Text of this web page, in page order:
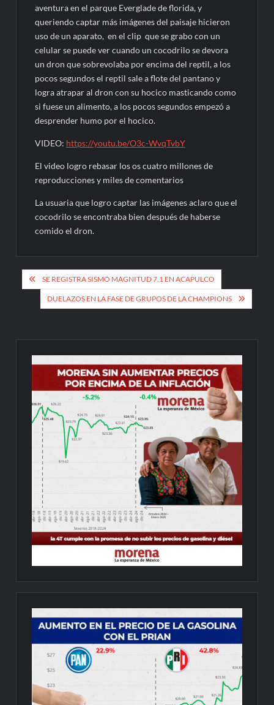
aventura en el parque Everglade de florida, y
queriendo captar más imágenes del paisaje hicieron
uso de un aparato, en el clip que se grabo con un
celular se puede ver cuando un cocodrilo se devora
un dron que sobrevolaba por encima del reptil, a los
pocos segundos el reptil sale a flote del pantano y
logra atrapar al dron con su hocico masticando como
si fuese un alimento, a los pocos segundos empezó a
desprender humo por el hocico.
VIDEO: https://youtu.be/O3c-WvqTvbY
El video logro rebasar los os cuatro millones de
reproducciones y miles de comentarios
La usuaria que logro captar las imágenes aclaro que el
cocodrilo se encontraba bien después de haberse
comido el dron.
Navegación
de
entradas
SE REGISTRA SISMO MAGNITUD 7.1 EN ACAPULCO
DUELAZOS EN LA FASE DE GRUPOS DE LA CHAMPIONS